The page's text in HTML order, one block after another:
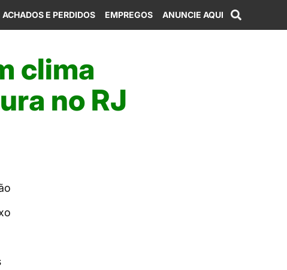
ACHADOS E PERDIDOS EMPREGOS ANUNCIE AQUI
clima
no RJ